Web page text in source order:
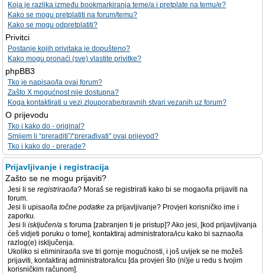
Koja je razlika između bookmarkiranja teme/a i pretplate na temu/e?
Kako se mogu pretplatiti na forum/temu?
Kako se mogu odpretplatiti?
Privitci
Postanje kojih privitaka je dopušteno?
Kako mogu pronaći (sve) vlastite privitke?
phpBB3
Tko je napisao/la ovaj forum?
Zašto X mogućnost nije dostupna?
Koga kontaktirati u vezi zlouporabe/pravnih stvari vezanih uz forum?
O prijevodu
Tko i kako do - original?
Smijem li “preraditi”/“prerađivati” ovaj prijevod?
Tko i kako do - prerade?
Prijavljivanje i registracija
Zašto se ne mogu prijaviti?
Jesi li se registrirao/la? Moraš se registrirati kako bi se mogao/la prijaviti na
forum.
Jesi li upisao/la točne podatke za prijavljivanje? Provjeri korisničko ime i
zaporku.
Jesi li isključen/a s foruma [zabranjen ti je pristup]? Ako jesi, [kod prijavljivanja
ćeš vidjeti poruku o tome], kontaktiraj administratora/icu kako bi saznao/la
razlog(e) isključenja.
Ukoliko si eliminirao/la sve tri gornje mogućnosti, i još uvijek se ne možeš
prijaviti, kontaktiraj administratora/icu [da provjeri što (ni)je u redu s tvojim
korisničkim računom].